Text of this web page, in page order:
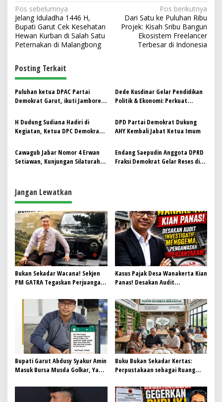
N
a
v
i
g
a
s
i
p
o
s
Pos sebelumnya
Jelang Iduladha 1446 H,
Bupati Garut Cek Kesehatan
Hewan Kurban di Salah Satu
Peternakan di Malangbong
Pos berikutnya
Dari Satu ke Puluhan Ribu
Projek: Kisah Sribu Bangun
Ekosistem Freelancer
Terbesar di Indonesia
Posting Terkait
Puluhan ketua DPAC Partai
Demokrat Garut, ikuti Jambore
Dede Kusdinar Gelar Pendidikan
Politik & Ekonomi: Perkuat
Koperasi Merah Putih
H Dudung Sudiana Hadiri di
Kegiatan, Ketua DPC Demokrat
DPD Partai Demokrat Dukung
AHY Kembali Jabat Ketua Imum
Cawagub Jabar Nomor 4 Erwan
Setiawan, Kunjungan Silaturahmi
Endang Saepudin Anggota DPRD
Fraksi Demokrat Gelar Reses di
Jangan Lewatkan
Bukan Sekadar Wacana! Sekjen
PM GATRA Tegaskan Perjuangan
Dibuktikan dengan Kerja Nyata
Kasus Pajak Desa Wanakerta Kian
Panas! Desakan Audit
Pengawasan Dipertanyakan
Bupati Garut Abdusy Syakur Amin
Masuk Bursa Musda Golkar, Yadi
Internal Partai Berjalan
Buku Bukan Sekadar Kertas:
Perpustakaan sebagai Ruang